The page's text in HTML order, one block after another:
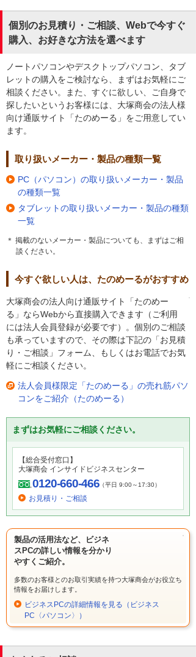
個別のお見積り・ご相談、Webで今すぐ
購入、お好きな方法を選べます
ノートパソコンやデスクトップパソコン、タブ
レットの購入をご検討なら、まずはお気軽にご
相談ください。また、すぐに欲しい、ご自身で
探したいというお客様には、大塚商会の法人様
向け通販サイト「たのめーる」をご用意してい
ます。
取り扱いメーカー・製品の種類一覧
PC（パソコン）の取り扱いメーカー・製品
の種類一覧
タブレットの取り扱いメーカー・製品の種類
一覧
＊ 掲載のないメーカー・製品についても、まずはご相
談ください。
今すぐ欲しい人は、たのめーるがおすすめ
大塚商会の法人向け通販サイト「たのめー
る」ならWebから直接購入できます（ご利用
には法人会員登録が必要です）。個別のご相談
も承っていますので、その際は下記の「お見積
り・ご相談」フォーム、もしくはお電話でお気
軽にご相談ください。
法人会員様限定「たのめーる」の売れ筋パソ
コンをご紹介（たのめーる）
まずはお気軽にご相談ください。
【総合受付窓口】
大塚商会 インサイドビジネスセンター
0120-660-466（平日 9:00～17:30）
お見積り・ご相談
製品の活用法など、ビジネ
スPCの詳しい情報を分かり
やすくご紹介。
多数のお客様とのお取引実績を持つ大塚商会がお役立ち
情報をお届けします。
ビジネスPCの詳細情報を見る（ビジネス
PC〈パソコン〉）